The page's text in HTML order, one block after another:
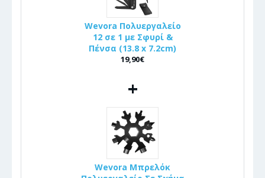
Wevora Πολυεργαλείο
12 σε 1 με Σφυρί &
Πένσα (13.8 x 7.2cm)
19,90€
+
Wevora Μπρελόκ